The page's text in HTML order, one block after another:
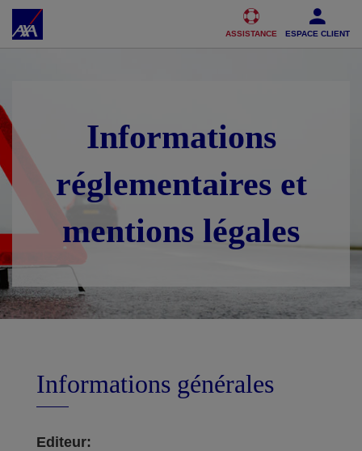
Accéder au Contenu Accéder au Pied de page
ASSISTANCE ESPACE CLIENT
Informations
réglementaires et
mentions légales
Informations générales
Editeur: